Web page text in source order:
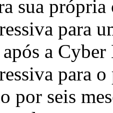
sua própria
para
a
para
por seis